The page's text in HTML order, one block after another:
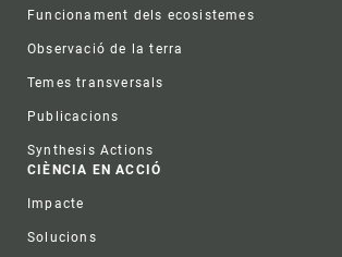
Funcionament dels ecosistemes
Observació de la terra
Temes transversals
Publicacions
Synthesis Actions
CIÈNCIA EN ACCIÓ
Impacte
Solucions